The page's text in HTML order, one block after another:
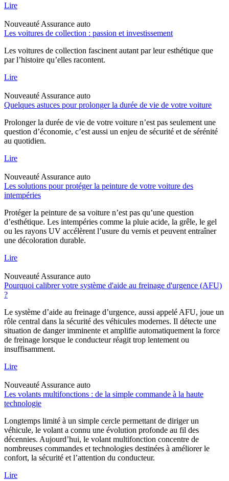
Lire
Nouveauté Assurance auto
Les voitures de collection : passion et investissement
Les voitures de collection fascinent autant par leur esthétique que
par l’histoire qu’elles racontent.
Lire
Nouveauté Assurance auto
Quelques astuces pour prolonger la durée de vie de votre voiture
Prolonger la durée de vie de votre voiture n’est pas seulement une
question d’économie, c’est aussi un enjeu de sécurité et de sérénité
au quotidien.
Lire
Nouveauté Assurance auto
Les solutions pour protéger la peinture de votre voiture des
intempéries
Protéger la peinture de sa voiture n’est pas qu’une question
d’esthétique. Les intempéries comme la pluie acide, la grêle, le gel
ou les rayons UV accélèrent l’usure du vernis et peuvent entraîner
une décoloration durable.
Lire
Nouveauté Assurance auto
Pourquoi calibrer votre système d'aide au freinage d'urgence (AFU)
?
Le système d’aide au freinage d’urgence, aussi appelé AFU, joue un
rôle central dans la sécurité des véhicules modernes. Il détecte une
situation de danger imminente et amplifie automatiquement la force
de freinage lorsque le conducteur réagit trop lentement ou
insuffisamment.
Lire
Nouveauté Assurance auto
Les volants multifonctions : de la simple commande à la haute
technologie
Longtemps limité à un simple cercle permettant de diriger un
véhicule, le volant a connu une évolution profonde au fil des
décennies. Aujourd’hui, le volant multifonction concentre de
nombreuses commandes et technologies destinées à améliorer le
confort, la sécurité et l’attention du conducteur.
Lire